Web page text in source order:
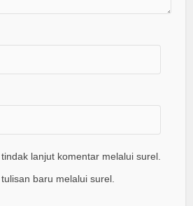
lanjut komentar melalui surel.
baru melalui surel.